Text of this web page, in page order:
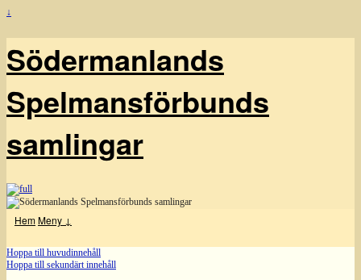
↓
Södermanlands
Spelmansförbunds
samlingar
HemMeny ↓
Hoppa till huvudinnehåll
Hoppa till sekundärt innehåll